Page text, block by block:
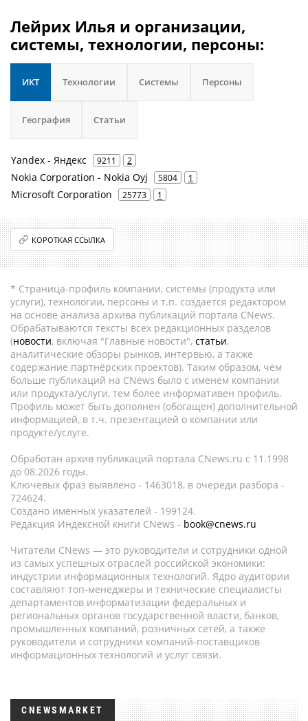
Лейрих Илья и организации,
системы, технологии, персоны:
ИКТ Технологии Системы Персоны
География Статьи
Yandex - Яндекс 9211 2
Nokia Corporation - Nokia Oyj 5804 1
Microsoft Corporation 25773 1
КОРОТКАЯ ССЫЛКА
* Страница-профиль компании, системы (продукта или
услуги), технологии, персоны и т.п. создается редактором
на основе анализа архива публикаций портала CNews.
Обрабатываются тексты всех редакционных разделов
(новости, включая "Главные новости", статьи,
аналитические обзоры рынков, интервью, а также
содержание партнёрских проектов). Таким образом, чем
больше публикаций на CNews было с именем компании
или продукта/услуги, тем более информативен профиль.
Профиль может быть дополнен (обогащен) дополнительной
информацией, в т.ч. презентацией о компании или
продукте/услуге.
Обработан архив публикаций портала CNews.ru c 11.1998
до 08.2026 годы.
Ключевых фраз выявлено - 1463018, в очереди разбора -
724624.
Создано именных указателей - 199124.
Редакция Индексной книги CNews - book@cnews.ru
Читатели CNews — это руководители и сотрудники одной
из самых успешных отраслей российской экономики:
индустрии информационных технологий. Ядро аудитории
составляют топ-менеджеры и технические специалисты
департаментов информатизации федеральных и
региональных органов государственной власти, банков,
промышленных компаний, розничных сетей, а также
руководители и сотрудники компаний-поставщиков
информационных технологий и услуг связи.
CNEWSMARKET